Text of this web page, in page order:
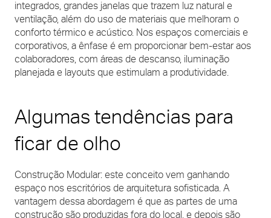
integrados, grandes janelas que trazem luz natural e
ventilação, além do uso de materiais que melhoram o
conforto térmico e acústico. Nos espaços comerciais e
corporativos, a ênfase é em proporcionar bem-estar aos
colaboradores, com áreas de descanso, iluminação
planejada e layouts que estimulam a produtividade.
Algumas tendências para
ficar de olho
Construção Modular: este conceito vem ganhando
espaço nos escritórios de arquitetura sofisticada. A
vantagem dessa abordagem é que as partes de uma
construção são produzidas fora do local, e depois são